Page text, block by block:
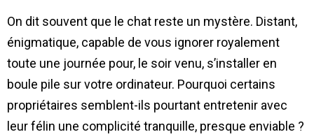
On dit souvent que le chat reste un mystère. Distant,
énigmatique, capable de vous ignorer royalement
toute une journée pour, le soir venu, s’installer en
boule pile sur votre ordinateur. Pourquoi certains
propriétaires semblent-ils pourtant entretenir avec
leur félin une complicité tranquille, presque enviable ?